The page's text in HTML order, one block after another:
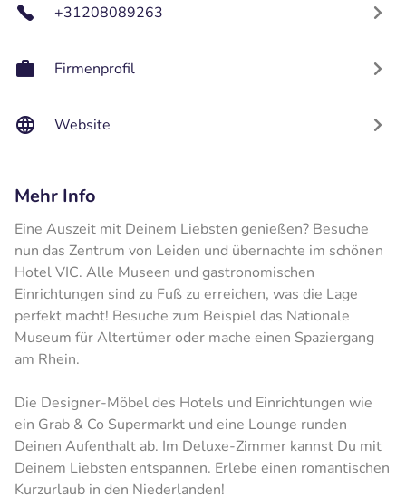
+31208089263
Firmenprofil
Website
Mehr Info
Eine Auszeit mit Deinem Liebsten genießen? Besuche
nun das Zentrum von Leiden und übernachte im schönen
Hotel VIC. Alle Museen und gastronomischen
Einrichtungen sind zu Fuß zu erreichen, was die Lage
perfekt macht! Besuche zum Beispiel das Nationale
Museum für Altertümer oder mache einen Spaziergang
am Rhein.
Die Designer-Möbel des Hotels und Einrichtungen wie
ein Grab & Co Supermarkt und eine Lounge runden
Deinen Aufenthalt ab. Im Deluxe-Zimmer kannst Du mit
Deinem Liebsten entspannen. Erlebe einen romantischen
Kurzurlaub in den Niederlanden!